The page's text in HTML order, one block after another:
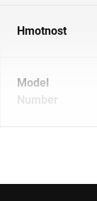
Hmotnost
Model
Number